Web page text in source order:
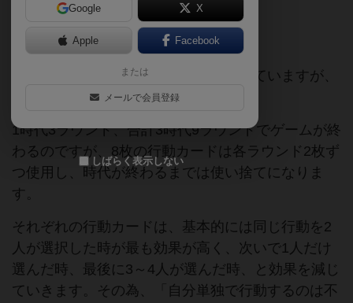
海外ゲームの日本語版 文明発展
タイトル通り、文明発展をテーマにしていますが、
総じて「軽い」ゲームです。
1時代3ラウンド、合計3時代9ラウンドでゲームが終
わるのですが、8枚の行動カードは各ラウンド2枚ず
つ使用し、時代が終わるまでは使い捨てになりま
す。
それぞれの行動カードは、基本的には同じ行動を2
人が選択した時が最も効果が高く、次いで1人だけ
選んだ時、最後に3～4人が選んだ時、と効果を減じ
ていきます。その為、「自分単独で行動するのは不
Google X
Apple Facebook
または
メールで会員登録
しばらく表示しない